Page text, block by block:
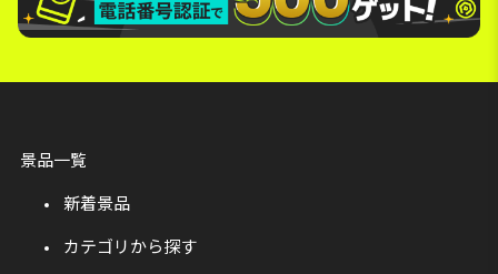
景品一覧
新着景品
カテゴリから探す